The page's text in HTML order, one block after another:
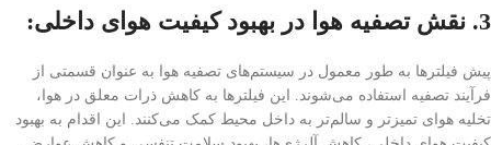
3. نقش تصفیه هوا در بهبود کیفیت هوای داخلی:
پیش فیلترها به طور معمول در سیستم‌های تصفیه هوا به عنوان قسمتی از
فرآیند تصفیه استفاده می‌شوند. این فیلترها به کاهش ذرات معلق در هوا،
تخلیه هوای تمیز‌تر و سالم‌تر به داخل محیط کمک می‌کنند. این اقدام به بهبود